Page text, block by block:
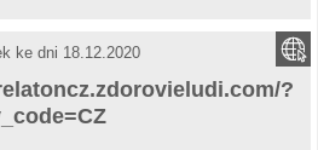
ke dni 18.12.2020
?